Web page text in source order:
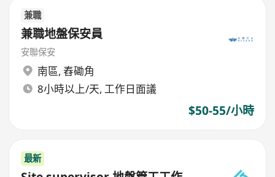
兼職
兼職地盤保安員
安聯保安
南區, 舂磡角
8小時以上/天, 工作日面議
$50-55/小時
最新